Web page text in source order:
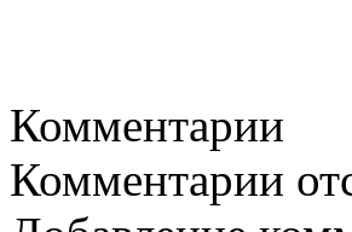
Комментарии
Комментарии